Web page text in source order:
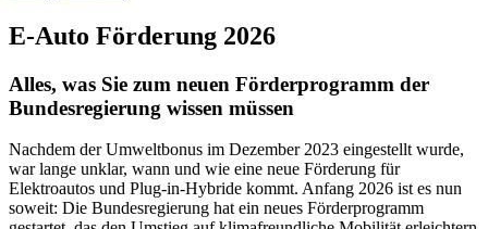
E-Auto Förderung 2026
Alles, was Sie zum neuen Förderprogramm der
Bundesregierung wissen müssen
Nachdem der Umweltbonus im Dezember 2023 eingestellt wurde,
war lange unklar, wann und wie eine neue Förderung für
Elektroautos und Plug-in-Hybride kommt. Anfang 2026 ist es nun
soweit: Die Bundesregierung hat ein neues Förderprogramm